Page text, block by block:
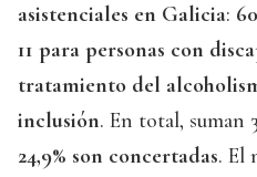
asistenciales en Galicia:
11 para personas con
tratamiento del
inclusión. En total, suman
24,9% son concertadas. El